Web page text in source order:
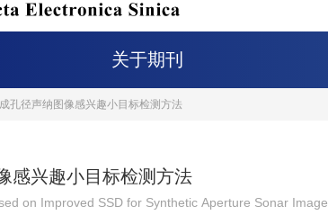
关于期刊
孔径声纳图像感兴趣小目标检测方法
感兴趣小目标检测方法
on Improved SSD for Synthetic Aperture Sonar Image